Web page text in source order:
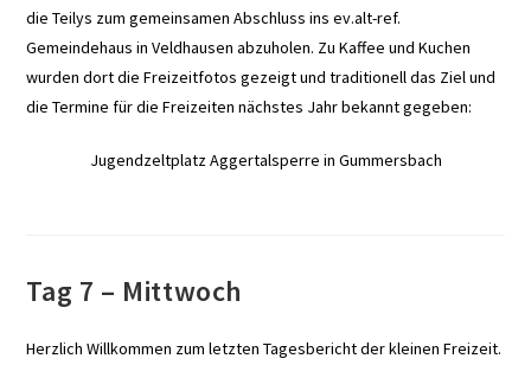
die Teilys zum gemeinsamen Abschluss ins ev.alt-ref.
Gemeindehaus in Veldhausen abzuholen. Zu Kaffee und Kuchen
wurden dort die Freizeitfotos gezeigt und traditionell das Ziel und
die Termine für die Freizeiten nächstes Jahr bekannt gegeben:
Jugendzeltplatz Aggertalsperre in Gummersbach
Tag 7 – Mittwoch
Herzlich Willkommen zum letzten Tagesbericht der kleinen Freizeit.